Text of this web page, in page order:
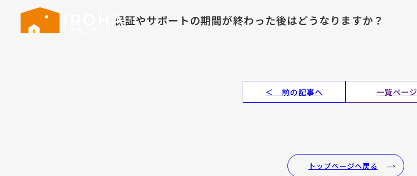
保証やサポートの期間が終わった後はどうなりますか？
＜ 前の記事へ 一覧ページ
トップページへ戻る